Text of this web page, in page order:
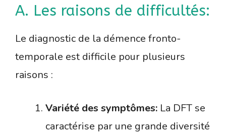
A. Les raisons de difficultés:
Le diagnostic de la démence fronto-
temporale est difficile pour plusieurs
raisons :
Variété des symptômes: La DFT se
caractérise par une grande diversité